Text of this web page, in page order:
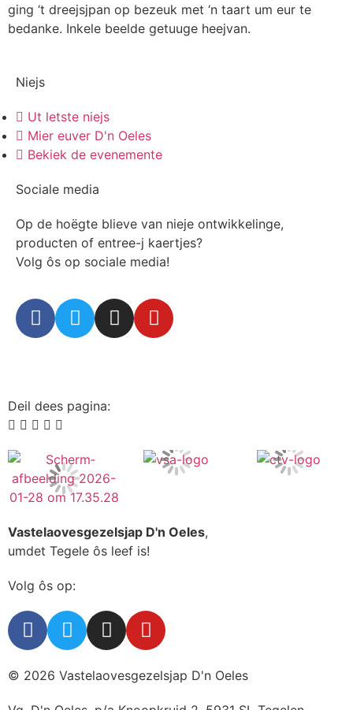
Niejs
Ut letste niejs
Mier euver D'n Oeles
Bekiek de evenemente
Sociale media
Op de hoëgte blieve van nieje ontwikkelinge,
producten of entree-j kaertjes?
Volg ôs op sociale media!
ging ‘t dreejsjpan op bezeuk met ‘n taart um eur te
bedanke. Inkele beelde getuuge heejvan.
Deil dees pagina:
Vastelaovesgezelsjap D'n Oeles,
umdet Tegele ôs leef is!
Volg ôs op:
© 2026 Vastelaovesgezelsjap D'n Oeles